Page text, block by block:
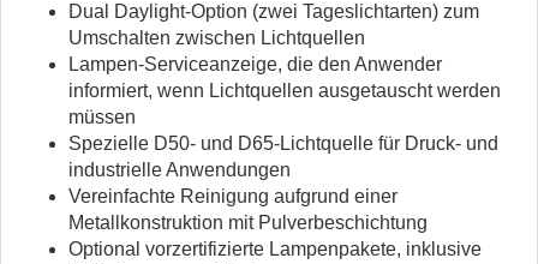
Dual Daylight-Option (zwei Tageslichtarten) zum
Umschalten zwischen Lichtquellen
Lampen-Serviceanzeige, die den Anwender
informiert, wenn Lichtquellen ausgetauscht werden
müssen
Spezielle D50- und D65-Lichtquelle für Druck- und
industrielle Anwendungen
Vereinfachte Reinigung aufgrund einer
Metallkonstruktion mit Pulverbeschichtung
Optional vorzertifizierte Lampenpakete, inklusive